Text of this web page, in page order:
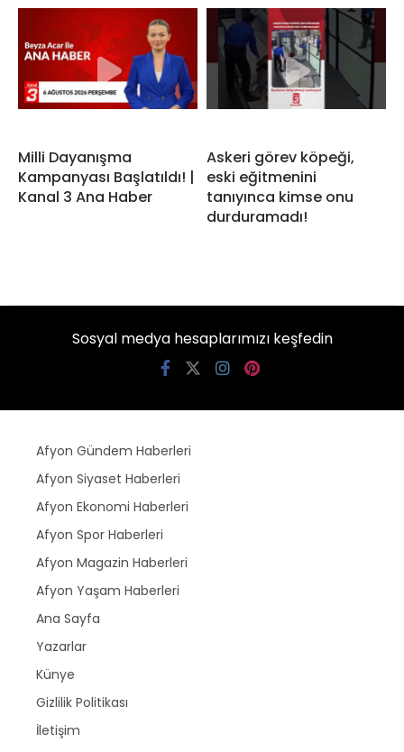
Milli Dayanışma
Kampanyası Başlatıldı! |
Kanal 3 Ana Haber
Askeri görev köpeği,
eski eğitmenini
tanıyınca kimse onu
durduramadı!
Sosyal medya hesaplarımızı keşfedin
Afyon Gündem Haberleri
Afyon Siyaset Haberleri
Afyon Ekonomi Haberleri
Afyon Spor Haberleri
Afyon Magazin Haberleri
Afyon Yaşam Haberleri
Ana Sayfa
Yazarlar
Künye
Gizlilik Politikası
İletişim